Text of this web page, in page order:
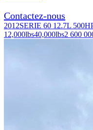
Contactez-nous
2012SERIE 60 12.7L
12,000lbs40,000lbs2 600